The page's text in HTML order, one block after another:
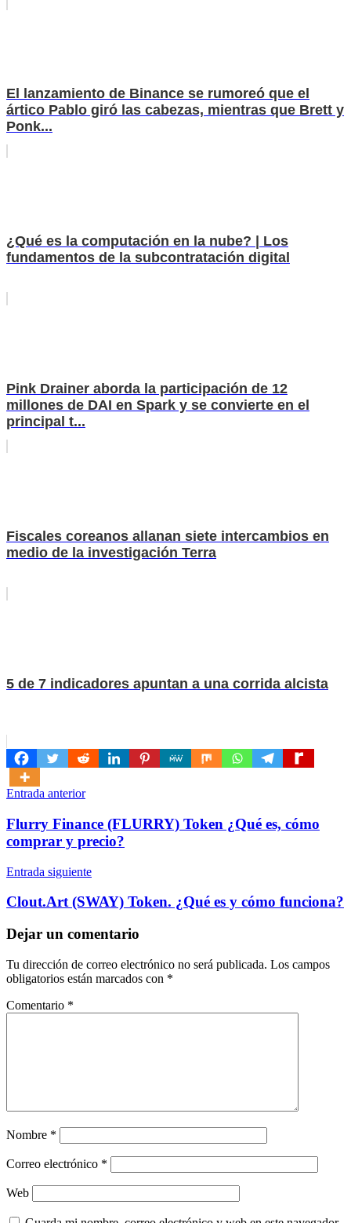
El lanzamiento de Binance se rumoreó que el
ártico Pablo giró las cabezas, mientras que Brett y
Ponk...
¿Qué es la computación en la nube? | Los
fundamentos de la subcontratación digital
Pink Drainer aborda la participación de 12
millones de DAI en Spark y se convierte en el
principal t...
Fiscales coreanos allanan siete intercambios en
medio de la investigación Terra
5 de 7 indicadores apuntan a una corrida alcista
Navegación
de
entradas
Entrada anterior
Flurry Finance (FLURRY) Token ¿Qué es, cómo
comprar y precio?
Entrada siguiente
Clout.Art (SWAY) Token. ¿Qué es y cómo funciona?
Dejar un comentario
Tu dirección de correo electrónico no será publicada. Los campos
obligatorios están marcados con *
Comentario *
Nombre *
Correo electrónico *
Web